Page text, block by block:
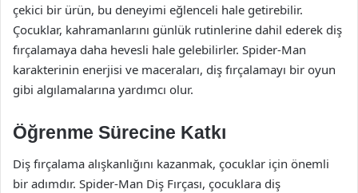
çekici bir ürün, bu deneyimi eğlenceli hale getirebilir.
Çocuklar, kahramanlarını günlük rutinlerine dahil ederek diş
fırçalamaya daha hevesli hale gelebilirler. Spider-Man
karakterinin enerjisi ve maceraları, diş fırçalamayı bir oyun
gibi algılamalarına yardımcı olur.
Öğrenme Sürecine Katkı
Diş fırçalama alışkanlığını kazanmak, çocuklar için önemli
bir adımdır. Spider-Man Diş Fırçası, çocuklara diş